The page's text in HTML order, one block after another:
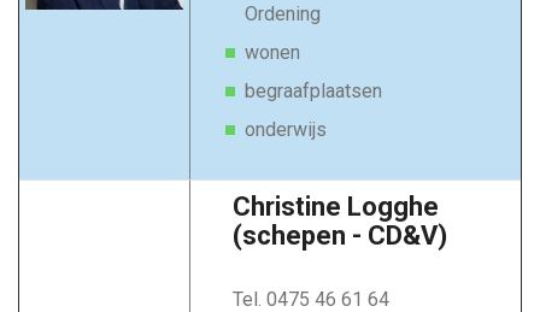
Ordening
wonen
begraafplaatsen
onderwijs
Christine Logghe
(schepen - CD&V)
Tel. 0475 46 61 64